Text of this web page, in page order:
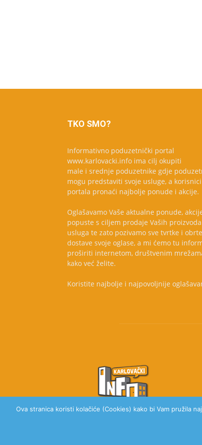
TKO SMO?
Informativno poduzetnički portal
www.karlovacki.info ima cilj okupiti
male i srednje poduzetnike gdje
mogu predstaviti svoje usluge, a korisnici
portala pronaći najbolje ponude i akcije.
Oglašavamo Vaše aktualne ponude,
popuste s ciljem prodaje Vaših
usluga te zato pozivamo sve tvrtke i
dostave svoje oglase, a mi ćemo tu
proširiti internetom, društvenim
kako već želite.
Koristite najbolje i najpovoljnije
Ova stranica koristi kolačiće (Cookies) kako bi Vam pružila